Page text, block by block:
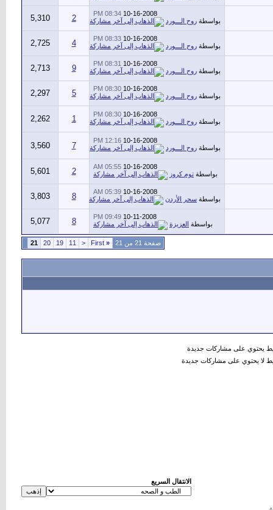
10-16-2008
08:34 PM
بواسطة روح الـــورد 2
5,310
10-16-2008
08:33 PM
بواسطة روح الـــورد 4
2,725
10-16-2008
08:31 PM
بواسطة روح الـــورد 9
2,713
10-16-2008
08:30 PM
بواسطة روح الـــورد 5
2,297
10-16-2008
08:30 PM
بواسطة روح الـــورد 1
2,262
10-16-2008
12:16 PM
بواسطة روح الـــورد 7
3,560
10-16-2008
05:55 AM
بواسطة توم كروز 2
5,601
10-16-2008
05:39 AM
بواسطة سحر الأردن 8
3,803
10-11-2008
09:49 PM
بواسطة العزيزة 8
5,077
صفحة 21 من 21 «
<
11
19
20
21
يحتوي على مشاركات جديدة
لا يحتوي على مشاركات جديدة
الانتقال السريع